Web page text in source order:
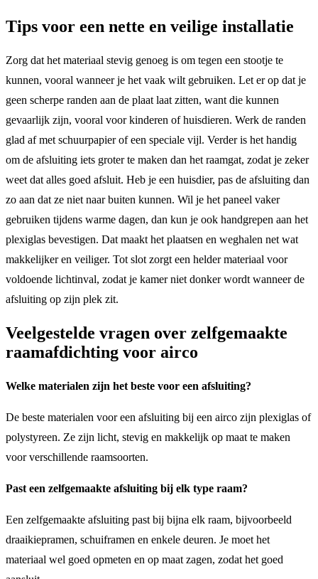
Tips voor een nette en veilige installatie
Zorg dat het materiaal stevig genoeg is om tegen een stootje te
kunnen, vooral wanneer je het vaak wilt gebruiken. Let er op dat je
geen scherpe randen aan de plaat laat zitten, want die kunnen
gevaarlijk zijn, vooral voor kinderen of huisdieren. Werk de randen
glad af met schuurpapier of een speciale vijl. Verder is het handig
om de afsluiting iets groter te maken dan het raamgat, zodat je zeker
weet dat alles goed afsluit. Heb je een huisdier, pas de afsluiting dan
zo aan dat ze niet naar buiten kunnen. Wil je het paneel vaker
gebruiken tijdens warme dagen, dan kun je ook handgrepen aan het
plexiglas bevestigen. Dat maakt het plaatsen en weghalen net wat
makkelijker en veiliger. Tot slot zorgt een helder materiaal voor
voldoende lichtinval, zodat je kamer niet donker wordt wanneer de
afsluiting op zijn plek zit.
Veelgestelde vragen over zelfgemaakte
raamafdichting voor airco
Welke materialen zijn het beste voor een afsluiting?
De beste materialen voor een afsluiting bij een airco zijn plexiglas of
polystyreen. Ze zijn licht, stevig en makkelijk op maat te maken
voor verschillende raamsoorten.
Past een zelfgemaakte afsluiting bij elk type raam?
Een zelfgemaakte afsluiting past bij bijna elk raam, bijvoorbeeld
draaikiepramen, schuiframen en enkele deuren. Je moet het
materiaal wel goed opmeten en op maat zagen, zodat het goed